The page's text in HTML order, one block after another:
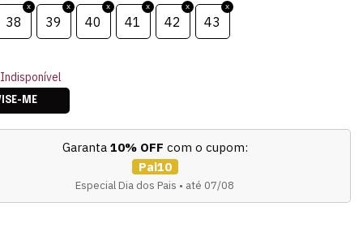
38 39 40 41 42 43
ME
Garanta 10% OFF com o cupom:
Pai10
Especial Dia dos Pais • até 07/08